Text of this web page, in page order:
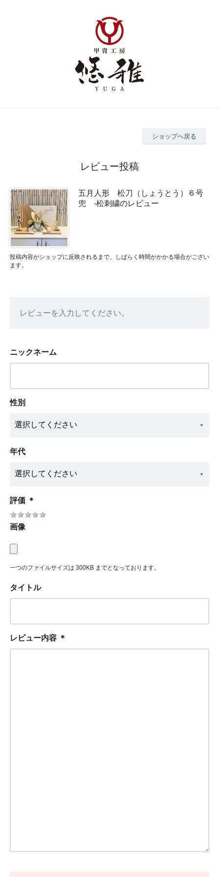
ショップへ戻る
レビュー投稿
五月人形 松刀（しょうとう）６号
兜 -松刺繍のレビュー
投稿内容がショップに反映されるまで、しばらく時間がかかる場合がござい
ます。
レビューを入力してください。
ニックネーム
性別
年代
評価 ＊
画像
一つのファイルサイズは 300KB までとなっております。
タイトル
レビュー内容 ＊